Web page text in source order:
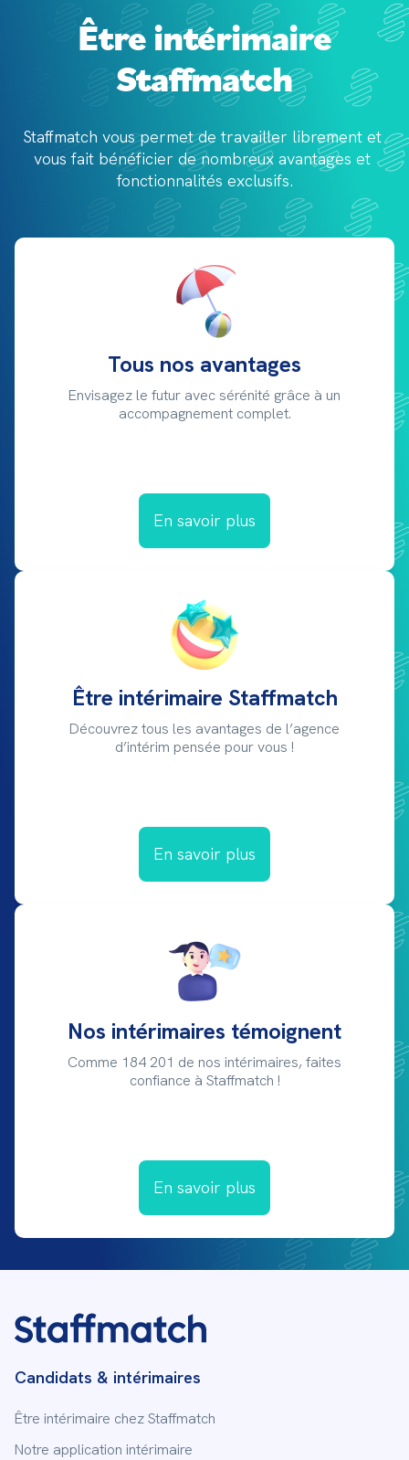
Être intérimaire
Staffmatch
Staffmatch vous permet de travailler librement et
vous fait bénéficier de nombreux avantages et
fonctionnalités exclusifs.
Tous nos avantages
Envisagez le futur avec sérénité grâce à un
accompagnement complet.
En savoir plus
Être intérimaire Staffmatch
Découvrez tous les avantages de l’agence
d’intérim pensée pour vous !
En savoir plus
Nos intérimaires témoignent
Comme 184 201 de nos intérimaires, faites
confiance à Staffmatch !
En savoir plus
Candidats & intérimaires
Être intérimaire chez Staffmatch
Notre application intérimaire